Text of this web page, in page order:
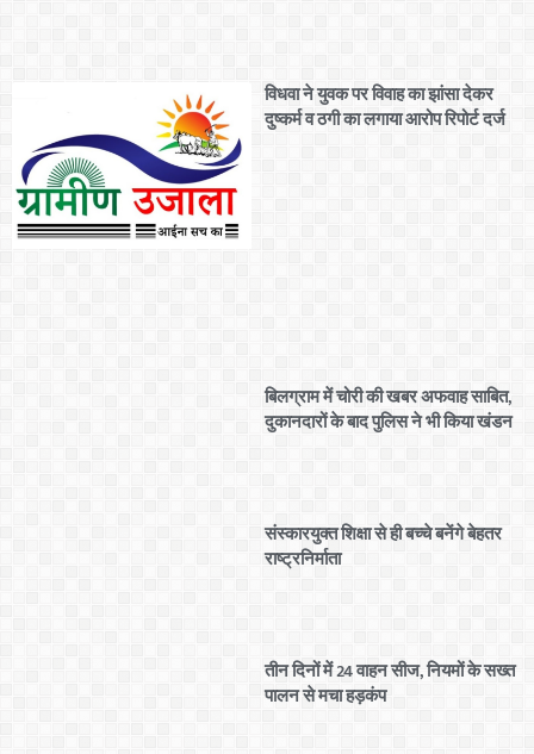
विधवा ने युवक पर विवाह का झांसा देकर
दुष्कर्म व ठगी का लगाया आरोप रिपोर्ट दर्ज
बिलग्राम में चोरी की खबर अफवाह साबित,
दुकानदारों के बाद पुलिस ने भी किया खंडन
संस्कारयुक्त शिक्षा से ही बच्चे बनेंगे बेहतर
राष्ट्रनिर्माता
तीन दिनों में 24 वाहन सीज, नियमों के सख्त
पालन से मचा हड़कंप